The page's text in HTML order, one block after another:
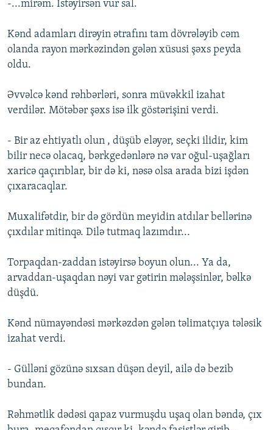
-...mirəm. İstəyirsən vur sal.
Kənd adamları dirəyin ətrafını tam dövrələyib cəm
olanda rayon mərkəzindən gələn xüsusi şəxs peyda
oldu.
Əvvəlcə kənd rəhbərləri, sonra müvəkkil izahat
verdilər. Mötəbər şəxs isə ilk göstərişini verdi.
- Bir az ehtiyatlı olun , düşüb eləyər, seçki ilidir, kim
bilir necə olacaq, bərkgedənlərə nə var oğul-uşağları
xaricə qaçırıblar, bir də ki, nəsə olsa arada bizi işdən
çıxaracaqlar.
Muxalifətdir, bir də gördün meyidin atdılar bellərinə
çıxdılar mitinqə. Dilə tutmaq lazımdır...
Torpaqdan-zaddan istəyirsə boyun olun... Ya da,
arvaddan-uşaqdan nəyi var gətirin mələşsinlər, bəlkə
düşdü.
Kənd nümayəndəsi mərkəzdən gələn təlimatçıya tələsik
izahat verdi.
- Gülləni gözünə sıxsan düşən deyil, ailə də bezib
bundan.
Rəhmətlik dədəsi qapaz vurmuşdu uşaq olan bəndə, çıx